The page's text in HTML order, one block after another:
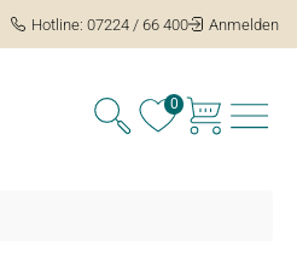
Hotline: 07224 / 66 400 Anmelden
0